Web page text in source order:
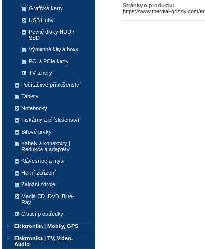
Stránky o produktu:
https://www.thermal-grizzly.com/
Grafické karty
USB Huby
Pevné disky HDD /
SSD
Výměnné kity a boxy
PCI a PCIe karty
TV tunery
Počítačové příslušenství
Tablety
Notebooky
Tiskárny a příslušenství
Siťové prvky
Kabely a konektory |
Redukce a adaptéry
Klávesnice a myši
Herní zařízení
Záložní zdroje
Media CD, DVD, Blue-
Ray
Čisticí prostředky
Elektronika | Mobily, GPS
Elektronika | TV, Video,
Audio